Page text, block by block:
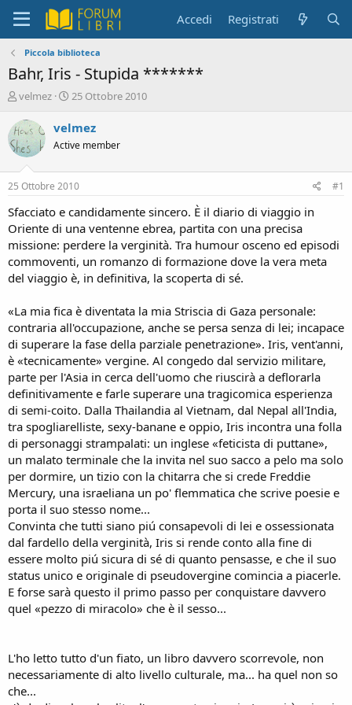
Accedi Registrati
Piccola biblioteca
Bahr, Iris - Stupida *******
C
e
a
t
e
D
s
c
u
s
n
e
velmez
D
t
d
i
n
i
i
o
25 Ottobre 2010
velmez
Active member
25 Ottobre 2010 #1
Sfacciato e candidamente sincero. È il diario di viaggio in
Oriente di una ventenne ebrea, partita con una precisa
missione: perdere la verginità. Tra humour osceno ed episodi
commoventi, un romanzo di formazione dove la vera meta
del viaggio è, in definitiva, la scoperta di sé.
«La mia fica è diventata la mia Striscia di Gaza personale:
contraria all'occupazione, anche se persa senza di lei; incapace
di superare la fase della parziale penetrazione». Iris, vent'anni,
è «tecnicamente» vergine. Al congedo dal servizio militare,
parte per l'Asia in cerca dell'uomo che riuscirà a deflorarla
definitivamente e farle superare una tragicomica esperienza
di semi-coito. Dalla Thailandia al Vietnam, dal Nepal all'India,
tra spogliarelliste, sexy-banane e oppio, Iris incontra una folla
di personaggi strampalati: un inglese «feticista di puttane»,
un malato terminale che la invita nel suo sacco a pelo ma solo
per dormire, un tizio con la chitarra che si crede Freddie
Mercury, una israeliana un po' flemmatica che scrive poesie e
porta il suo stesso nome...
Convinta che tutti siano piú consapevoli di lei e ossessionata
dal fardello della verginità, Iris si rende conto alla fine di
essere molto piú sicura di sé di quanto pensasse, e che il suo
status unico e originale di pseudovergine comincia a piacerle.
E forse sarà questo il primo passo per conquistare davvero
quel «pezzo di miracolo» che è il sesso...
L'ho letto tutto d'un fiato, un libro davvero scorrevole, non
necessariamente di alto livello culturale, ma... ha quel non so
che...